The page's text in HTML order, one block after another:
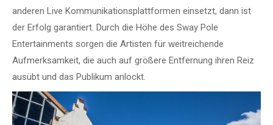
anderen Live Kommunikationsplattformen einsetzt, dann ist
der Erfolg garantiert. Durch die Höhe des Sway Pole
Entertainments sorgen die Artisten für weitreichende
Aufmerksamkeit, die auch auf größere Entfernung ihren Reiz
ausübt und das Publikum anlockt.